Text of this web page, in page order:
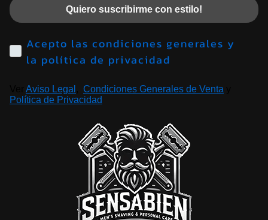
Quiero suscribirme con estilo!
Acepto las condiciones generales y
la política de privacidad
Aviso Legal Condiciones Generales de Venta
Política de Privacidad